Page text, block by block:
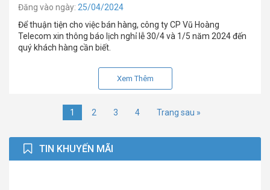
Đăng vào ngày: 25/04/2024
Để thuận tiện cho việc bán hàng, công ty CP Vũ Hoàng
Telecom xin thông báo lịch nghỉ lễ 30/4 và 1/5 năm 2024 đến
quý khách hàng cần biết.
Xem Thêm
1 2 3 4 Trang sau »
TIN KHUYẾN MÃI